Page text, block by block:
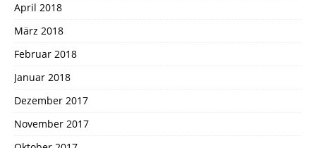
April 2018
März 2018
Februar 2018
Januar 2018
Dezember 2017
November 2017